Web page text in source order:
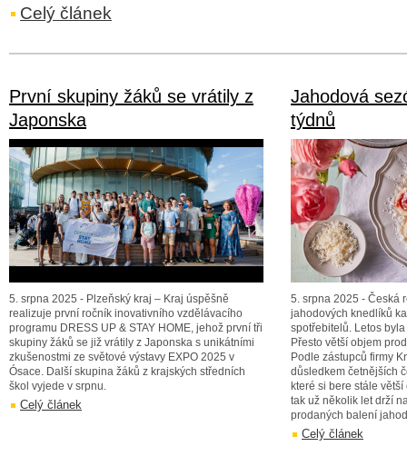
Celý článek
První skupiny žáků se vrátily z
Japonska
5. srpna 2025 - Plzeňský kraj – Kraj úspěšně
realizuje první ročník inovativního vzdělávacího
programu DRESS UP & STAY HOME, jehož první tři
skupiny žáků se již vrátily z Japonska s unikátními
zkušenostmi ze světové výstavy EXPO 2025 v
Ósace. Další skupina žáků z krajských středních
škol vyjede v srpnu.
Celý článek
Jahodová
týdnů
5. srpna 2025 - Česká
jahodových knedlíků
spotřebitelů. Letos
Přesto větší objem
Podle zástupců firmy
důsledkem četnějších
které si bere stále
tak už několik let drží
prodaných balení
Celý článek